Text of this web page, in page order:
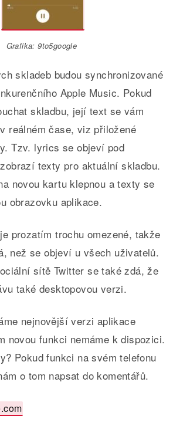
Grafika: 9to5google
skladeb budou synchronizované
Apple Music. Pokud
skladbu, její text se vám
reálném čase, viz přiložené
Tzv. lyrics se objeví pod
texty pro aktuální skladbu.
novou kartu klepnou a texty se
obrazovku aplikace.
prozatím trochu omezené, takže
než se objeví u všech uživatelů.
sítě Twitter se také zdá, že
také desktopovou verzi.
nejnovější verzi aplikace
novou funkci nemáme k dispozici.
Pokud funkci na svém telefonu
o tom napsat do komentářů.